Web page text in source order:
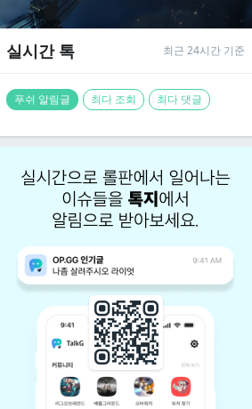
실시간 톡 최근 24시간 기준
푸쉬 알림글 최다 조회 최다 댓글